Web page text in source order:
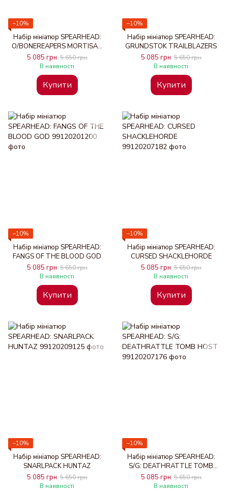
−10%
Набір мініатюр SPEARHEAD:
O/BONEREAPERS MORTISAN
ELITE
5 085 грн 5 650 грн
В наявності
Купити
−10%
Набір мініатюр SPEARHEAD:
GRUNDSTOK TRAILBLAZERS
5 085 грн 5 650 грн
В наявності
Купити
−10%
Набір мініатюр SPEARHEAD:
FANGS OF THE BLOOD GOD
5 085 грн 5 650 грн
В наявності
Купити
−10%
Набір мініатюр SPEARHEAD:
CURSED SHACKLEHORDE
5 085 грн 5 650 грн
В наявності
Купити
−10%
Набір мініатюр SPEARHEAD:
SNARLPACK HUNTAZ
5 085 грн 5 650 грн
В наявності
−10%
Набір мініатюр SPEARHEAD:
S/G: DEATHRATTLE TOMB
HOST
5 085 грн 5 650 грн
В наявності